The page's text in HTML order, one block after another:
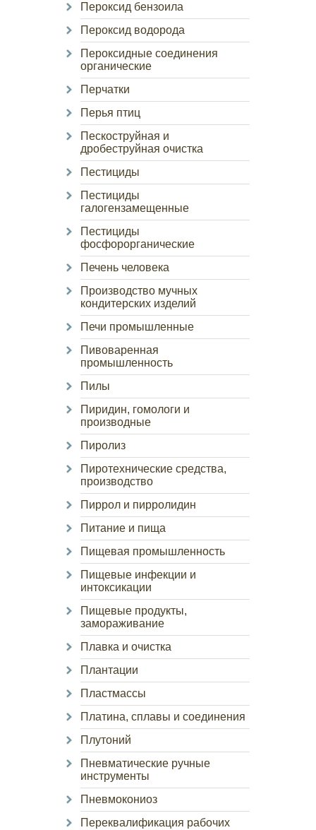
Пероксид бензоила
Пероксид водорода
Пероксидные соединения
органические
Перчатки
Перья птиц
Пескоструйная и
дробеструйная очистка
Пестициды
Пестициды
галогензамещенные
Пестициды
фосфорорганические
Печень человека
Производство мучных
кондитерских изделий
Печи промышленные
Пивоваренная
промышленность
Пилы
Пиридин, гомологи и
производные
Пиролиз
Пиротехнические средства,
производство
Пиррол и пирролидин
Питание и пища
Пищевая промышленность
Пищевые инфекции и
интоксикации
Пищевые продукты,
замораживание
Плавка и очистка
Плантации
Пластмассы
Платина, сплавы и соединения
Плутоний
Пневматические ручные
инструменты
Пневмокониоз
Переквалификация рабочих